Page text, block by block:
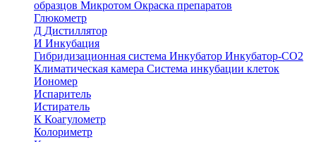
образцов Микротом Окраска препаратов
Глюкометр
Д Дистиллятор
И Инкубация
Гибридизационная система Инкубатор Инкубатор-СО2
Климатическая камера Система инкубации клеток
Иономер
Испаритель
Истиратель
К Коагулометр
Колориметр